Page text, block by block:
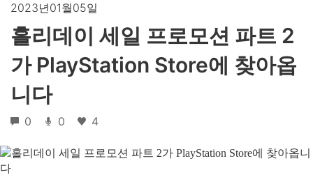
2023년01월05일
홀리데이 세일 프로모션 파트 2
가 PlayStation Store에 찾아옵
니다
0 0 4